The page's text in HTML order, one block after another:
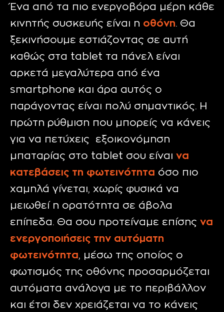
Ένα από τα πιο ενεργοβόρα μέρη κάθε
κινητής συσκευής είναι η οθόνη. Θα
ξεκινήσουμε εστιάζοντας σε αυτή
καθώς στα tablet τα πάνελ είναι
αρκετά μεγαλύτερα από ένα
smartphone και άρα αυτός ο
παράγοντας είναι πολύ σημαντικός. Η
πρώτη ρύθμιση που μπορείς να κάνεις
για να πετύχεις εξοικονόμηση
μπαταρίας στο tablet σου είναι να
κατεβάσεις τη φωτεινότητα όσο πιο
χαμηλά γίνεται, χωρίς φυσικά να
μειωθεί η ορατότητα σε άβολα
επίπεδα. Θα σου προτείναμε επίσης να
ενεργοποιήσεις την αυτόματη
φωτεινότητα, μέσω της οποίος ο
φωτισμός της οθόνης προσαρμόζεται
αυτόματα ανάλογα με το περιβάλλον
και έτσι δεν χρειάζεται να το κάνεις